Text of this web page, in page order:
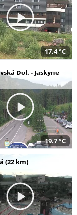
17,4 °C
Dol. - Jaskyne
19,7 °C
(22 km)